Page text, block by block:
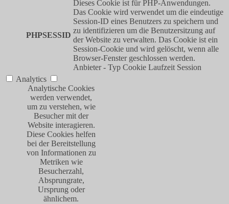
PHPSESSID
Dieses Cookie ist für PHP-Anwendungen.
Das Cookie wird verwendet um die eindeutige
Session-ID eines Benutzers zu speichern und
zu identifizieren um die Benutzersitzung auf
der Website zu verwalten. Das Cookie ist ein
Session-Cookie und wird gelöscht, wenn alle
Browser-Fenster geschlossen werden.
Anbieter - Typ Cookie Laufzeit Session
Analytics
Analytische Cookies
werden verwendet,
um zu verstehen, wie
Besucher mit der
Website interagieren.
Diese Cookies helfen
bei der Bereitstellung
von Informationen zu
Metriken wie
Besucherzahl,
Absprungrate,
Ursprung oder
ähnlichem.